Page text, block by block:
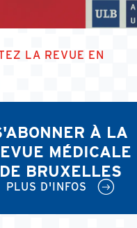
LA REVUE EN
À LA
MÉDICALE
DE BRUXELLES
PLUS D'INFOS